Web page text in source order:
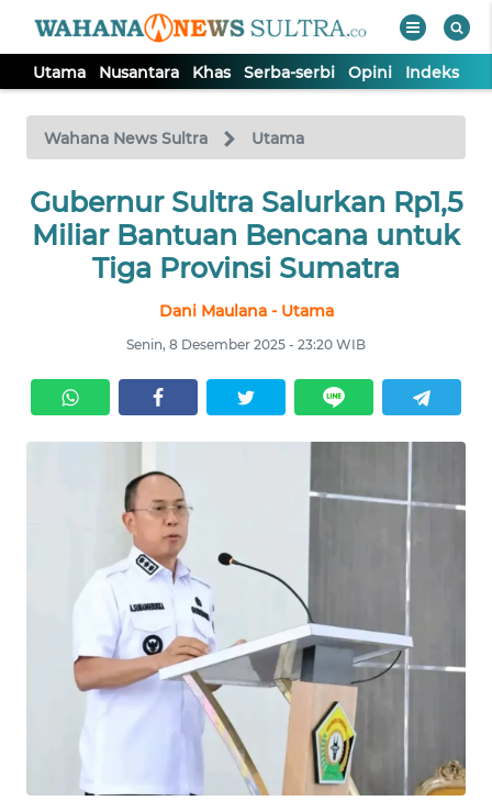
Utama Nusantara Khas Serba-serbi Opini Indeks
Wahana News Sultra Utama
Gubernur Sultra Salurkan Rp1,5
Miliar Bantuan Bencana untuk
Tiga Provinsi Sumatra
Dani Maulana - Utama
Senin, 8 Desember 2025 - 23:20 WIB
TV
Tutup
UTAMA
NUSANTARA
SERBA-
SERBI
BERITA
KONTAK